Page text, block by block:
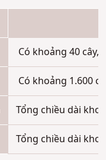
Có khoảng 40
Có khoảng 1.600
Tổng chiều dài
Tổng chiều dài